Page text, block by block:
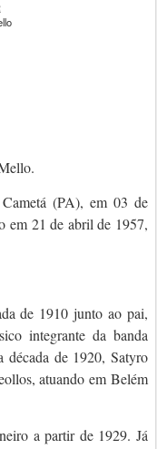
(PA), em 03 de
em 21 de abril de 1957,
de 1910 junto ao pai,
integrante da banda
década de 1920, Satyro
atuando em Belém
a partir de 1929. Já